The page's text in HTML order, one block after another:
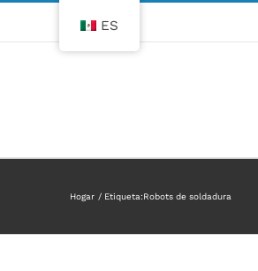
Hogar Etiqueta:Robots de soldadura
ES